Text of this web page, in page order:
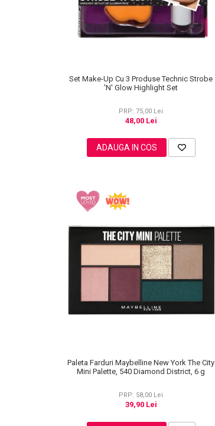
Set Make-Up Cu 3 Produse Technic Strobe
'N' Glow Highlight Set
PRP: 75,00 Lei
48,00 Lei
ADAUGA IN COS
Paleta Farduri Maybelline New York The City
Mini Palette, 540 Diamond District, 6 g
PRP: 58,00 Lei
39,90 Lei